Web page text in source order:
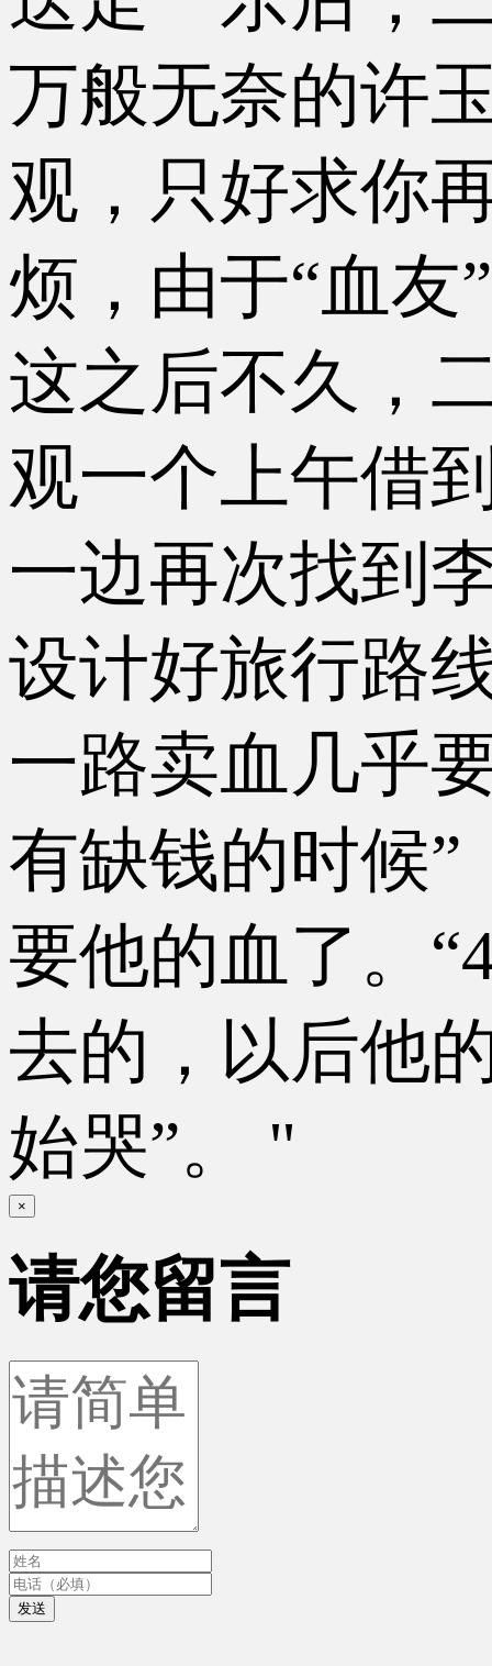
万般无奈的许
观，只好求你
烦，由于“血
这之后不久，
观一个上午借
一边再次找到
设计好旅行路
一路卖血几乎
有缺钱的时候
要他的血了。
去的，以后他
始哭”。 "
×
请您留言
发送